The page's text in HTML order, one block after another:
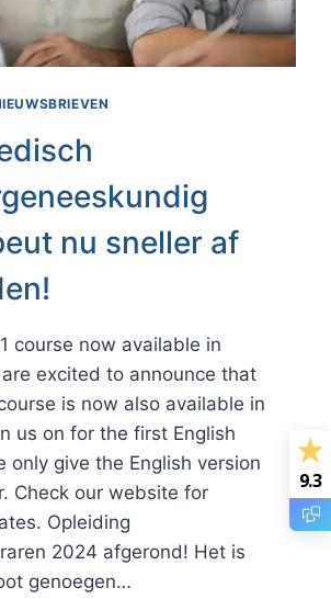
nu sneller af
course now available in
are excited to announce that
is now also available in
us on for the first English
only give the English version
Check our website for
Opleiding
2024 afgerond! Het is
genoegen…
9.3